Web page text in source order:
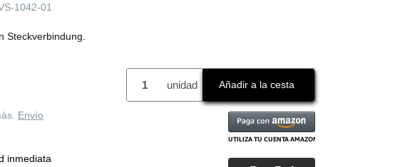
1042-01
Steckverbindung.
Envío
inmediata
unidad Añadir a la cesta